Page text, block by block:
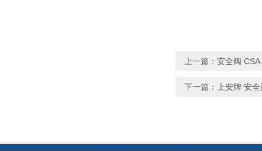
上一篇： 安全阀
下一篇： 上安牌 安